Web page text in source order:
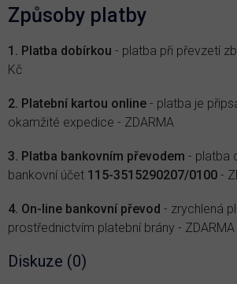
Způsoby platby
1. Platba d obírkou - platba při převzetí
Kč
2. Platební kartou online - platba je
okamžité expedice - ZDARMA
3. Platba bankovním převodem - platba
bankovní účet 115-3515290207/0100 -
4. On-line bankovní převod - zrychlená
prostřednictvím platební brány - ZDARMA
Diskuze (0)